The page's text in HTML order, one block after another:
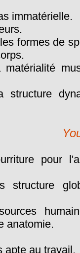
immatérielle.
formes de
structure
pour
structure
anatomie.
apte au travail.